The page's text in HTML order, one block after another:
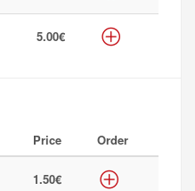
5.00€
Price Order
1.50€